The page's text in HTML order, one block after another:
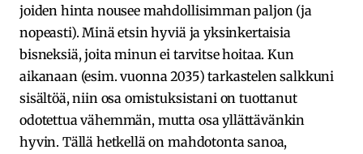
joiden hinta nousee mahdollisimman paljon (ja
nopeasti). Minä etsin hyviä ja yksinkertaisia
bisneksiä, joita minun ei tarvitse hoitaa. Kun
aikanaan (esim. vuonna 2035) tarkastelen salkkuni
sisältöä, niin osa omistuksistani on tuottanut
odotettua vähemmän, mutta osa yllättävänkin
hyvin. Tällä hetkellä on mahdotonta sanoa,